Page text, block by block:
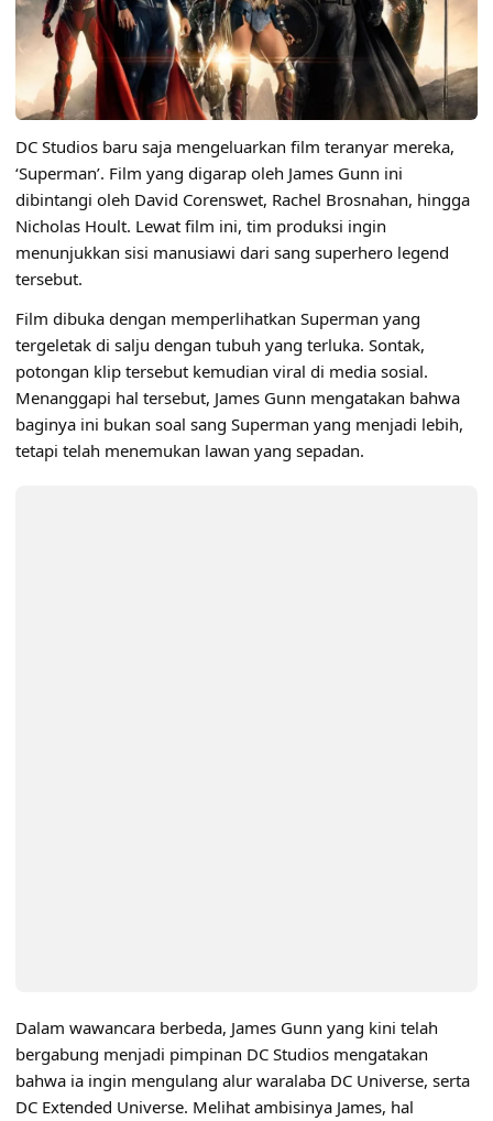
DC Studios baru saja mengeluarkan film teranyar mereka,
‘Superman’. Film yang digarap oleh James Gunn ini
dibintangi oleh David Corenswet, Rachel Brosnahan, hingga
Nicholas Hoult. Lewat film ini, tim produksi ingin
menunjukkan sisi manusiawi dari sang superhero legend
tersebut.
Film dibuka dengan memperlihatkan Superman yang
tergeletak di salju dengan tubuh yang terluka. Sontak,
potongan klip tersebut kemudian viral di media sosial.
Menanggapi hal tersebut, James Gunn mengatakan bahwa
baginya ini bukan soal sang Superman yang menjadi lebih,
tetapi telah menemukan lawan yang sepadan.
Dalam wawancara berbeda, James Gunn yang kini telah
bergabung menjadi pimpinan DC Studios mengatakan
bahwa ia ingin mengulang alur waralaba DC Universe, serta
DC Extended Universe. Melihat ambisinya James, hal